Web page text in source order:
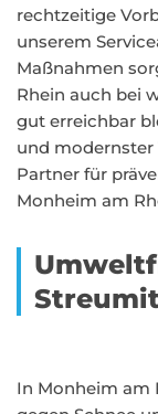
rechtzeitige
unserem
Maßnahmen
Rhein auch bei
gut erreichbar
und modernster
Partner für
Monheim am
In Monheim am